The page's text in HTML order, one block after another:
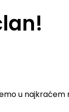
u najkraćem